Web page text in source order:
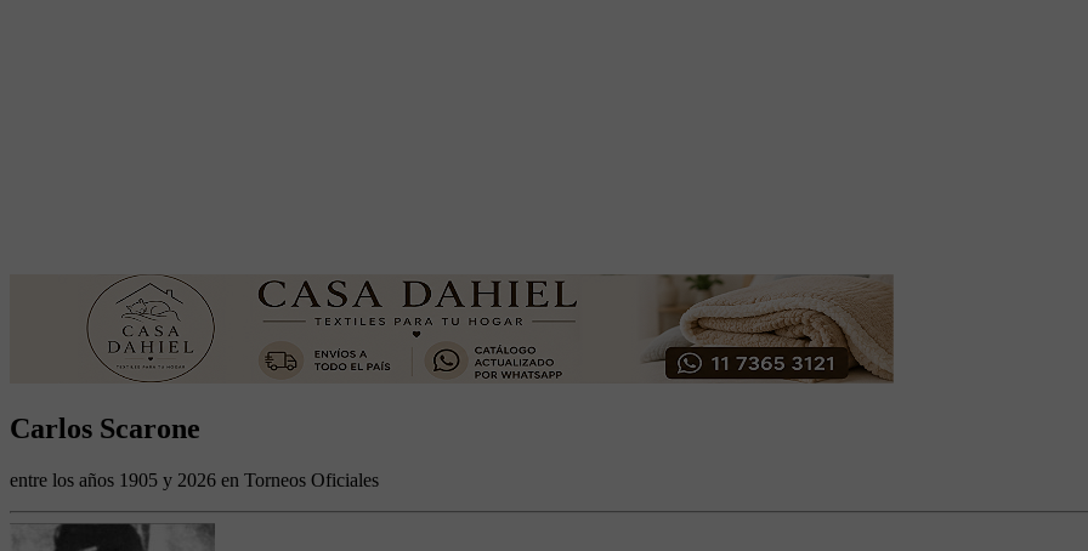
Carlos Scarone
entre los años 1905 y 2026 en Torneos Oficiales